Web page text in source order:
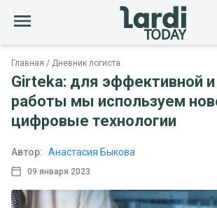
Главная Дневник логиста
Girteka: для эффективной
работы мы используем
цифровые технологии
09 января 2023
Автор: Анастасия Быкова